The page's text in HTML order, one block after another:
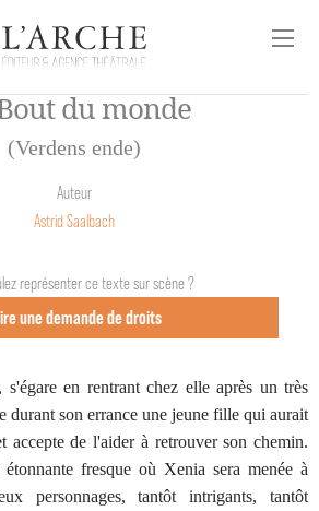
du monde
(Verdens ende)
Auteur
Astrid Saalbach
représenter ce texte sur scène ?
une demande de droits
s'égare en rentrant chez elle après un très
durant son errance une jeune fille qui aurait
accepte de l'aider à retrouver son chemin.
fresque où Xenia sera menée à
personnages, tantôt intrigants, tantôt